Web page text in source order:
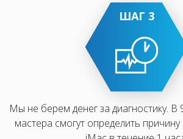
ШАГ 3
Мы не берем денег за диагностику. В
мастера смогут определить